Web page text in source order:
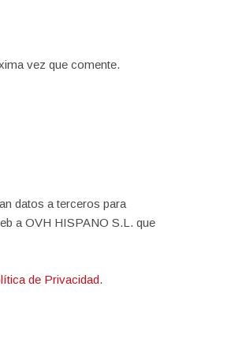
vez que comente.
datos a terceros para
a OVH HISPANO S.L. que
de Privacidad.